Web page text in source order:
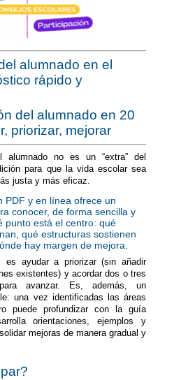
alumnado en el
rápido y
del alumnado en 20
priorizar, mejorar
alumnado no es un “extra” del
para que la vida escolar sea
justa y más eficaz.
PDF y en línea ofrece un
conocer, de forma sencilla y
punto está el centro: qué
qué estructuras sostienen
hay margen de mejora.
es ayudar a priorizar (sin añadir
existentes) y acordar dos o tres
avanzar. Es, además, un
una vez identificadas las áreas
puede profundizar con la guía
orientaciones, ejemplos y
mejoras de manera gradual y